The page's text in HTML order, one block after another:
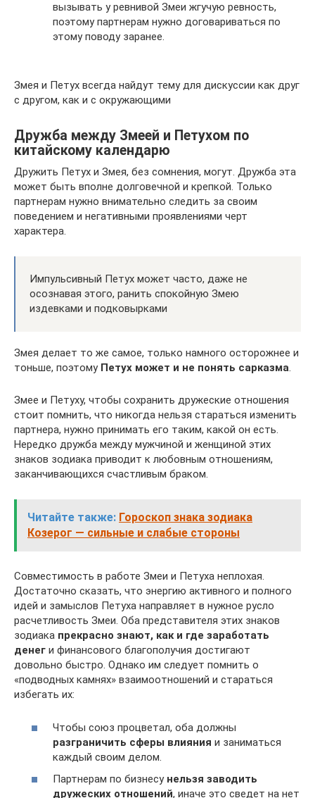
вызывать у ревнивой Змеи жгучую ревность,
поэтому партнерам нужно договариваться по
этому поводу заранее.
Змея и Петух всегда найдут тему для дискуссии как друг
с другом, как и с окружающими
Дружба между Змеей и Петухом по
китайскому календарю
Дружить Петух и Змея, без сомнения, могут. Дружба эта
может быть вполне долговечной и крепкой. Только
партнерам нужно внимательно следить за своим
поведением и негативными проявлениями черт
характера.
Импульсивный Петух может часто, даже не
осознавая этого, ранить спокойную Змею
издевками и подковырками
Змея делает то же самое, только намного осторожнее и
тоньше, поэтому Петух может и не понять сарказма.
Змее и Петуху, чтобы сохранить дружеские отношения
стоит помнить, что никогда нельзя стараться изменить
партнера, нужно принимать его таким, какой он есть.
Нередко дружба между мужчиной и женщиной этих
знаков зодиака приводит к любовным отношениям,
заканчивающихся счастливым браком.
Читайте также: Гороскоп знака зодиака
Козерог — сильные и слабые стороны
Совместимость в работе Змеи и Петуха неплохая.
Достаточно сказать, что энергию активного и полного
идей и замыслов Петуха направляет в нужное русло
расчетливость Змеи. Оба представителя этих знаков
зодиака прекрасно знают, как и где заработать
денег и финансового благополучия достигают
довольно быстро. Однако им следует помнить о
«подводных камнях» взаимоотношений и стараться
избегать их:
Чтобы союз процветал, оба должны
разграничить сферы влияния и заниматься
каждый своим делом.
Партнерам по бизнесу нельзя заводить
дружеских отношений, иначе это сведет на нет